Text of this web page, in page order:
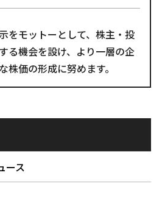
をモットーとして、株主・投
る機会を設け、より一層の企
株価の形成に努めます。
ース